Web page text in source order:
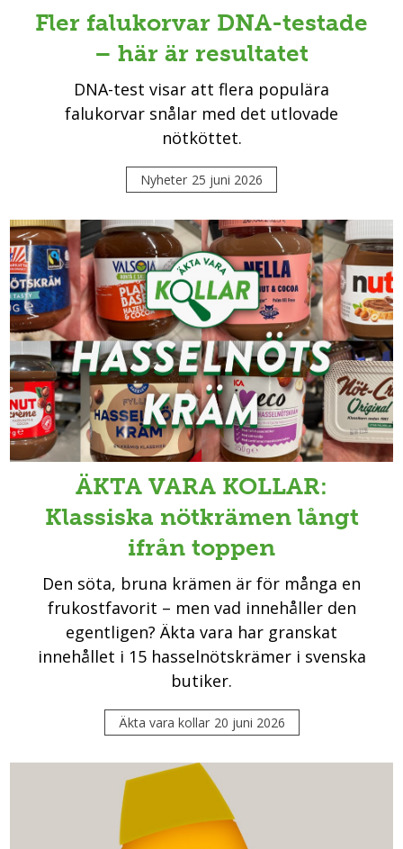
Fler falukorvar DNA-testade
– här är resultatet
DNA-test visar att flera populära
falukorvar snålar med det utlovade
nötköttet.
Nyheter 25 juni 2026
ÄKTA VARA KOLLAR:
Klassiska nötkrämen långt
ifrån toppen
Den söta, bruna krämen är för många en
frukostfavorit – men vad innehåller den
egentligen? Äkta vara har granskat
innehållet i 15 hasselnötskrämer i svenska
butiker.
Äkta vara kollar 20 juni 2026